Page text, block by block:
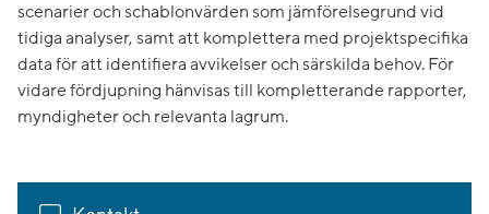
scenarier och schablonvärden som jämförelsegrund vid
tidiga analyser, samt att komplettera med projektspecifika
data för att identifiera avvikelser och särskilda behov. För
vidare fördjupning hänvisas till kompletterande rapporter,
myndigheter och relevanta lagrum.